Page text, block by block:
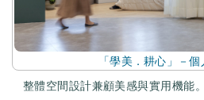
「學美．耕心」－
整體空間設計兼顧美感與實用機能